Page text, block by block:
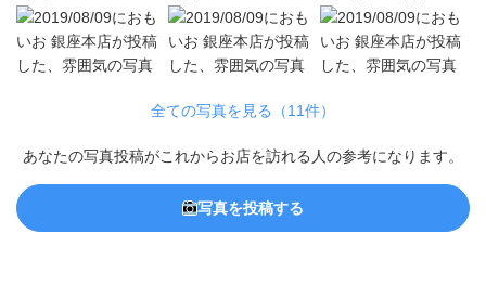
全ての写真を見る（11件）
あなたの写真投稿がこれからお店を訪れる人の参考になります。
写真を投稿する